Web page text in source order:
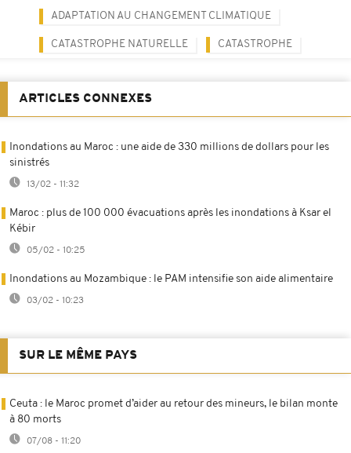
ADAPTATION AU CHANGEMENT CLIMATIQUE
CATASTROPHE NATURELLE CATASTROPHE
ARTICLES CONNEXES
Inondations au Maroc : une aide de 330 millions de dollars pour les
sinistrés
13/02 - 11:32
Maroc : plus de 100 000 évacuations après les inondations à Ksar el
Kébir
05/02 - 10:25
Inondations au Mozambique : le PAM intensifie son aide alimentaire
03/02 - 10:23
SUR LE MÊME PAYS
Ceuta : le Maroc promet d’aider au retour des mineurs, le bilan monte
à 80 morts
07/08 - 11:20